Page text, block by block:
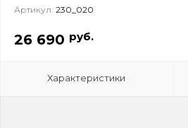
Артикул: 230_020
26 690 руб.
Характеристики